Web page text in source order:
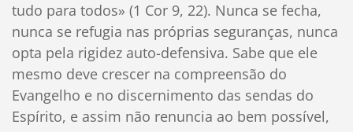
tudo para todos» (1 Cor 9, 22). Nunca se fecha,
nunca se refugia nas próprias seguranças, nunca
opta pela rigidez auto-defensiva. Sabe que ele
mesmo deve crescer na compreensão do
Evangelho e no discernimento das sendas do
Espírito, e assim não renuncia ao bem possível,